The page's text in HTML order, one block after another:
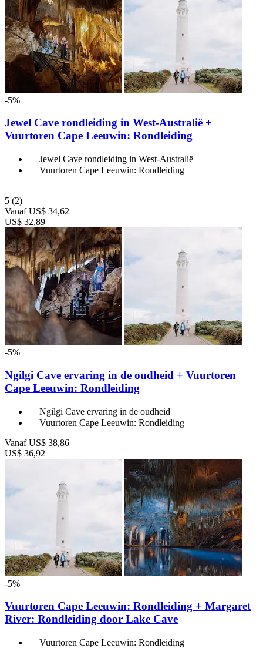
-5%
Jewel Cave rondleiding in West-Australië +
Vuurtoren Cape Leeuwin: Rondleiding
Jewel Cave rondleiding in West-Australië
Vuurtoren Cape Leeuwin: Rondleiding
5 (2)
Vanaf US$ 34,62
US$ 32,89
-5%
Ngilgi Cave ervaring in de oudheid + Vuurtoren
Cape Leeuwin: Rondleiding
Ngilgi Cave ervaring in de oudheid
Vuurtoren Cape Leeuwin: Rondleiding
Vanaf US$ 38,86
US$ 36,92
-5%
Vuurtoren Cape Leeuwin: Rondleiding + Margaret
River: Rondleiding door Lake Cave
Vuurtoren Cape Leeuwin: Rondleiding